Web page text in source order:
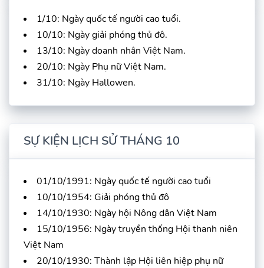
1/10: Ngày quốc tế người cao tuổi.
10/10: Ngày giải phóng thủ đô.
13/10: Ngày doanh nhân Việt Nam.
20/10: Ngày Phụ nữ Việt Nam.
31/10: Ngày Hallowen.
SỰ KIỆN LỊCH SỬ THÁNG 10
01/10/1991: Ngày quốc tế người cao tuổi
10/10/1954: Giải phóng thủ đô
14/10/1930: Ngày hội Nông dân Việt Nam
15/10/1956: Ngày truyền thống Hội thanh niên
Việt Nam
20/10/1930: Thành lập Hội liên hiệp phụ nữ